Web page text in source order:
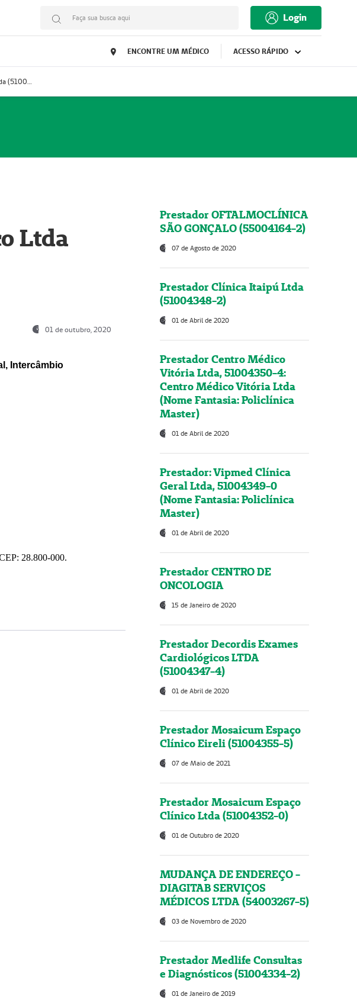
Faça sua busca aqui Login
ENCONTRE UM MÉDICO ACESSO RÁPIDO
Prestador Mosaicum Espaço Clínico Ltda (51004352-0)
Ltda
01 de outubro, 2020
Intercâmbio
28.800-000.
Prestador OFTALMOCLÍNICA
SÃO GONÇALO (55004164-2)
07 de Agosto de 2020
Prestador Clínica Itaipú Ltda
(51004348-2)
01 de Abril de 2020
Prestador Centro Médico
Vitória Ltda, 51004350-4:
Centro Médico Vitória Ltda
(Nome Fantasia: Policlínica
Master)
01 de Abril de 2020
Prestador: Vipmed Clínica
Geral Ltda, 51004349-0
(Nome Fantasia: Policlínica
Master)
01 de Abril de 2020
Prestador CENTRO DE
ONCOLOGIA
15 de Janeiro de 2020
Prestador Decordis Exames
Cardiológicos LTDA
(51004347-4)
01 de Abril de 2020
Prestador Mosaicum Espaço
Clínico Eireli (51004355-5)
07 de Maio de 2021
Prestador Mosaicum Espaço
Clínico Ltda (51004352-0)
01 de Outubro de 2020
MUDANÇA DE ENDEREÇO -
DIAGITAB SERVIÇOS
MÉDICOS LTDA (54003267-5)
03 de Novembro de 2020
Prestador Medlife Consultas
e Diagnósticos (51004334-2)
01 de Janeiro de 2019